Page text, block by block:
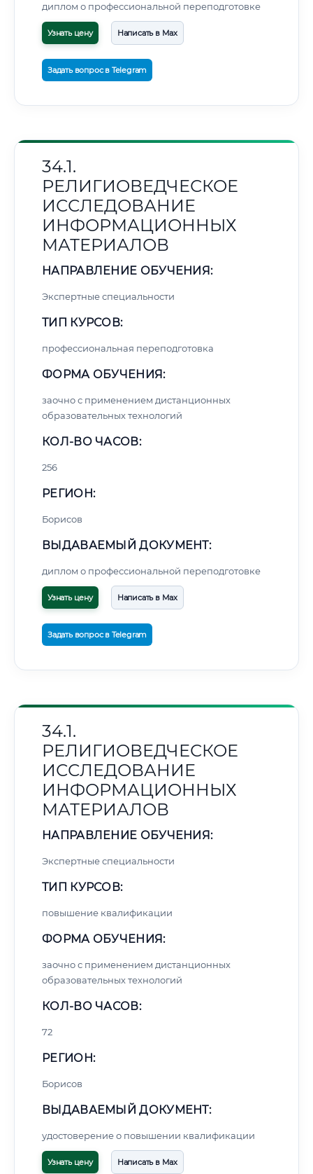
диплом о профессиональной переподготовке
Узнать цену Написать в Max
Задать вопрос в Telegram
34.1.
РЕЛИГИОВЕДЧЕСКОЕ
ИССЛЕДОВАНИЕ
ИНФОРМАЦИОННЫХ
МАТЕРИАЛОВ
НАПРАВЛЕНИЕ ОБУЧЕНИЯ:
Экспертные специальности
ТИП КУРСОВ:
профессиональная переподготовка
ФОРМА ОБУЧЕНИЯ:
заочно с применением дистанционных
образовательных технологий
КОЛ-ВО ЧАСОВ:
256
РЕГИОН:
Борисов
ВЫДАВАЕМЫЙ ДОКУМЕНТ:
диплом о профессиональной переподготовке
Узнать цену Написать в Max
Задать вопрос в Telegram
34.1.
РЕЛИГИОВЕДЧЕСКОЕ
ИССЛЕДОВАНИЕ
ИНФОРМАЦИОННЫХ
МАТЕРИАЛОВ
НАПРАВЛЕНИЕ ОБУЧЕНИЯ:
Экспертные специальности
ТИП КУРСОВ:
повышение квалификации
ФОРМА ОБУЧЕНИЯ:
заочно с применением дистанционных
образовательных технологий
КОЛ-ВО ЧАСОВ:
72
РЕГИОН:
Борисов
ВЫДАВАЕМЫЙ ДОКУМЕНТ:
удостоверение о повышении квалификации
Узнать цену Написать в Max